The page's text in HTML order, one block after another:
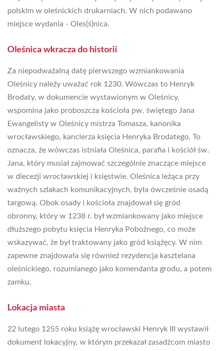
polskim w oleśnickich drukarniach. W nich podawano
miejsce wydania - Oles(ś)nica.
Oleśnica wkracza do historii
Za niepodważalną datę pierwszego wzmiankowania
Oleśnicy należy uważać rok 1230. Wówczas to Henryk
Brodaty, w dokumencie wystawionym w Oleśnicy,
wspomina jako proboszcza kościoła pw. świętego Jana
Ewangelisty w Oleśnicy mistrza Tomasza, kanonika
wrocławskiego, kanclerza księcia Henryka Brodatego. To
oznacza, że wówczas istniała Oleśnica, parafia i kościół św.
Jana, który musiał zajmować szczególnie znaczące miejsce
w diecezji wrocławskiej i księstwie. Oleśnica leżąca przy
ważnych szlakach komunikacyjnych, była ówcześnie osadą
targową. Obok osady i kościoła znajdował się gród
obronny, który w 1238 r. był wzmiankowany jako miejsce
dłuższego pobytu księcia Henryka Pobożnego, co może
wskazywać, że był traktowany jako gród książęcy. W nim
zapewne znajdowała się również rezydencja kasztelana
oleśnickiego, rozumianego jako komendanta grodu, a potem
zamku.
Lokacja miasta
22 lutego 1255 roku książę wrocławski Henryk III wystawił
dokument lokacyjny, w którym przekazał zasadźcom miasto